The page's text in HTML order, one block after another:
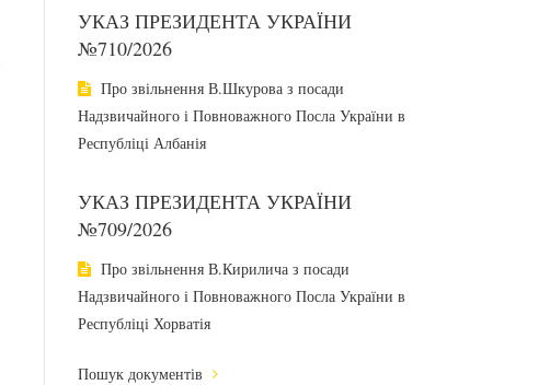
УКАЗ ПРЕЗИДЕНТА УКРАЇНИ
№710/2026
Про звільнення В.Шкурова з посади
Надзвичайного і Повноважного Посла України в
Республіці Албанія
УКАЗ ПРЕЗИДЕНТА УКРАЇНИ
№709/2026
Про звільнення В.Кирилича з посади
Надзвичайного і Повноважного Посла України в
Республіці Хорватія
Пошук документів